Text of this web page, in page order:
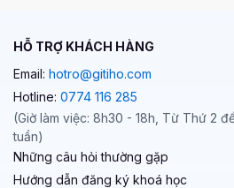
HỖ TRỢ KHÁCH HÀNG
Email: hotro@gitiho.com
Hotline: 0774 116 285
(Giờ làm việc: 8h30 - 18h, Từ Thứ 2
tuần)
Những câu hỏi thường gặp
Hướng dẫn đăng ký khoá học